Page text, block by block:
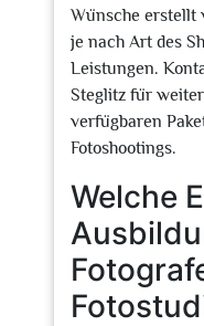
Wünsche erstellt
je nach Art des
Leistungen.
Steglitz für
verfügbaren
Fotoshootings.
Welche